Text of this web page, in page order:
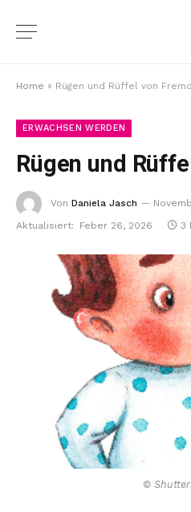
Home » Rügen und Rüffel von
ERWACHSEN WERDEN
Rügen und
Von Daniela Jasch
Aktualisiert:
Feber 26, 2026 3
©